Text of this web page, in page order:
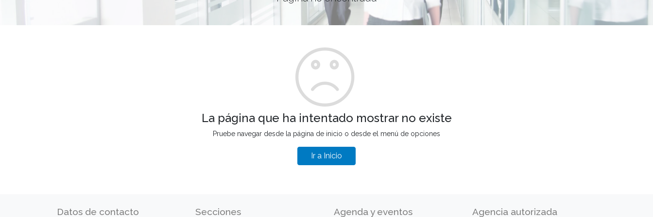
La página que ha intentado mostrar no existe
Pruebe navegar desde la página de inicio o desde el menú de opciones
Ir a Inicio
Datos de contacto Secciones Agenda y eventos Agencia autorizada